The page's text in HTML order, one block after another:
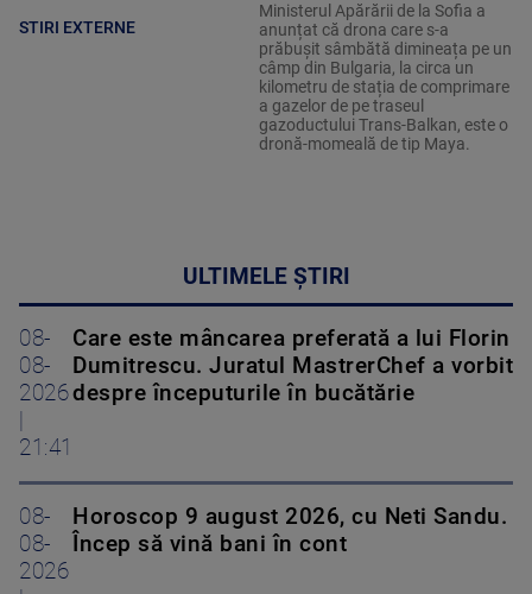
STIRI EXTERNE
Ministerul Apărării de la Sofia a
anunțat că drona care s-a
prăbușit sâmbătă dimineața pe un
câmp din Bulgaria, la circa un
kilometru de stația de comprimare
a gazelor de pe traseul
gazoductului Trans-Balkan, este o
dronă-momeală de tip Maya.
ULTIMELE ȘTIRI
08-
08-
2026
21:41
Care este mâncarea preferată a lui Florin
Dumitrescu. Juratul MastrerChef a vorbit
despre începuturile în bucătărie
08-
08-
2026
Horoscop 9 august 2026, cu Neti Sandu.
Încep să vină bani în cont